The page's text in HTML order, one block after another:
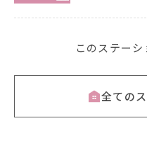
このステー
全ての